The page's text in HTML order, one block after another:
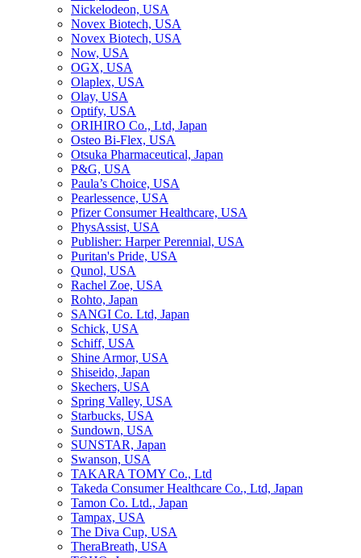
Niсkelodeon, USA
Novex Biotech, USA
Novex Biotech, USA
Now, USA
OGX, USA
Olaplex, USA
Olay, USA
Optify, USA
ORIHIRO Co., Ltd, Japan
Osteo Bi-Flex, USA
Otsuka Pharmaceutical, Japan
P&G, USA
Paula’s Choice, USA
Pearlessence, USA
Pfizer Consumer Healthcare, USA
PhysAssist, USA
Publisher: Harper Perennial, USA
Puritan's Pride, USA
Qunol, USA
Rachel Zoe, USA
Rohto, Japan
SANGI Co. Ltd, Japan
Schick, USA
Schiff, USA
Shine Armor, USA
Shiseido, Japan
Skechers, USA
Spring Valley, USA
Starbucks, USA
Sundown, USA
SUNSTAR, Japan
Swanson, USA
TAKARA TOMY Co., Ltd
Takeda Consumer Healthcare Co., Ltd, Japan
Tamon Co. Ltd., Japan
Tampax, USA
The Diva Cup, USA
TheraBreath, USA